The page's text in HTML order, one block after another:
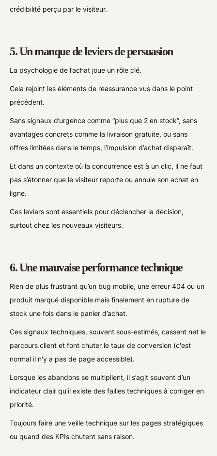
crédibilité perçu par le visiteur.
5. Un manque de leviers de persuasion
La psychologie de l’achat joue un rôle clé.
Cela rejoint les éléments de réassurance vus dans le point
précédent.
Sans signaux d’urgence comme “plus que 2 en stock”, sans
avantages concrets comme la livraison gratuite, ou sans
offres limitées dans le temps, l’impulsion d’achat disparaît.
Et dans un contexte où la concurrence est à un clic, il ne faut
pas s’étonner que le visiteur reporte ou annule son achat en
ligne.
Ces leviers sont essentiels pour déclencher la décision,
surtout chez les nouveaux visiteurs.
6. Une mauvaise performance technique
Rien de plus frustrant qu’un bug mobile, une erreur 404 ou un
produit marqué disponible mais finalement en rupture de
stock une fois dans le panier d’achat.
Ces signaux techniques, souvent sous-estimés, cassent net le
parcours client et font chuter le taux de conversion (c'est
normal il n'y a pas de page accessible).
Lorsque les abandons se multiplient, il s’agit souvent d’un
indicateur clair qu’il existe des failles techniques à corriger en
priorité.
Toujours faire une veille technique sur les pages stratégiques
ou quand des KPIs chutent sans raison.